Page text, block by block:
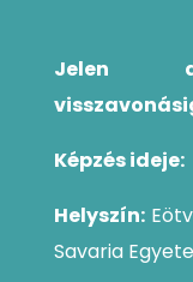
Jelen
Képzés ideje:
Helyszín:
Savaria